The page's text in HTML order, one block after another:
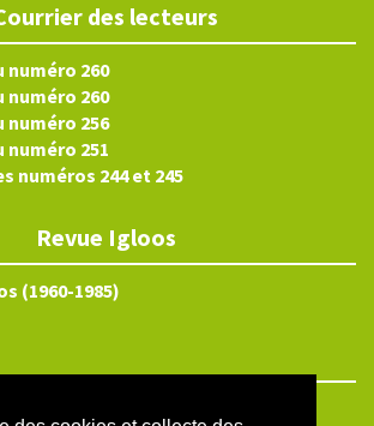
des lecteurs
numéro 260
numéro 260
numéro 256
numéro 251
numéros 244 et 245
Revue Igloos
(1960-1985)
ISSN électronique 2804-3359